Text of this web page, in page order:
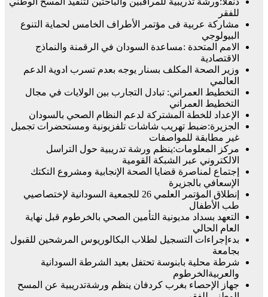
للفقر
مشاركة عربية فى مؤتمر الأطراف الخامس لحماية التنوع
البيولوجي
الامم المتحدة :مساعدة السودان في الرقمنة والنماذج
الاقتصادية
وزير الصحة المكلف بسنار يوجه بعدم تسرب ادوية الدعم
العالمي
التخطيط العمراني: تبادل التجارب بين الولايات في مجال
التخطيط العمراني
الإعداد للخطة المشتركة لدعم النظام الصحي بالسودان
الجزيرة:ضبط تهريب شاشات تلفزيونية ومستحضرات تجميل
غير مطابقة للمواصفات
مركز المعلومات:ينظم ورشة تدريبية حول التراسل
الالكتروني عبر الشبكة القومية
إجتماع لمناصرة قضايا الصحة الإنجابية ومشروع التكتك
الإسعافي بالجزيرة
إنطلاق المؤتمر العلمي 26 للجمعية السودانية لإختصاصيي
طب الأطفال
التعهد بسداد مديونية التأمين الصحي بالخرطوم قبل نهاية
العام الحالي
بدءإجراءات التسجيل لطلاب البكالوريوس المرشحين للقبول
بجامعة
شرطة محلية بابنوسة تحتفل بعيد الشرطة السودانية
والعربيةالخرطوم
جهاز الإحصاء بغرب كردفان ينظم ورشةتدريبية عن المسح